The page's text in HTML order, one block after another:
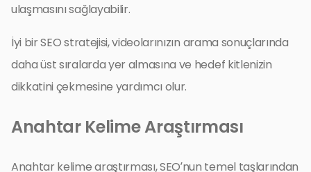
ulaşmasını sağlayabilir.
İyi bir SEO stratejisi, videolarınızın arama sonuçlarında
daha üst sıralarda yer almasına ve hedef kitlenizin
dikkatini çekmesine yardımcı olur.
Anahtar Kelime Araştırması
Anahtar kelime araştırması, SEO’nun temel taşlarından